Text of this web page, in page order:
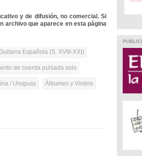
y de difusión, no comercial. Si
archivo que aparece en esta página
Española (S. XVIII-XXI)
de cuerda pulsada solo
/ Uruguay Álbumes y Vinilos